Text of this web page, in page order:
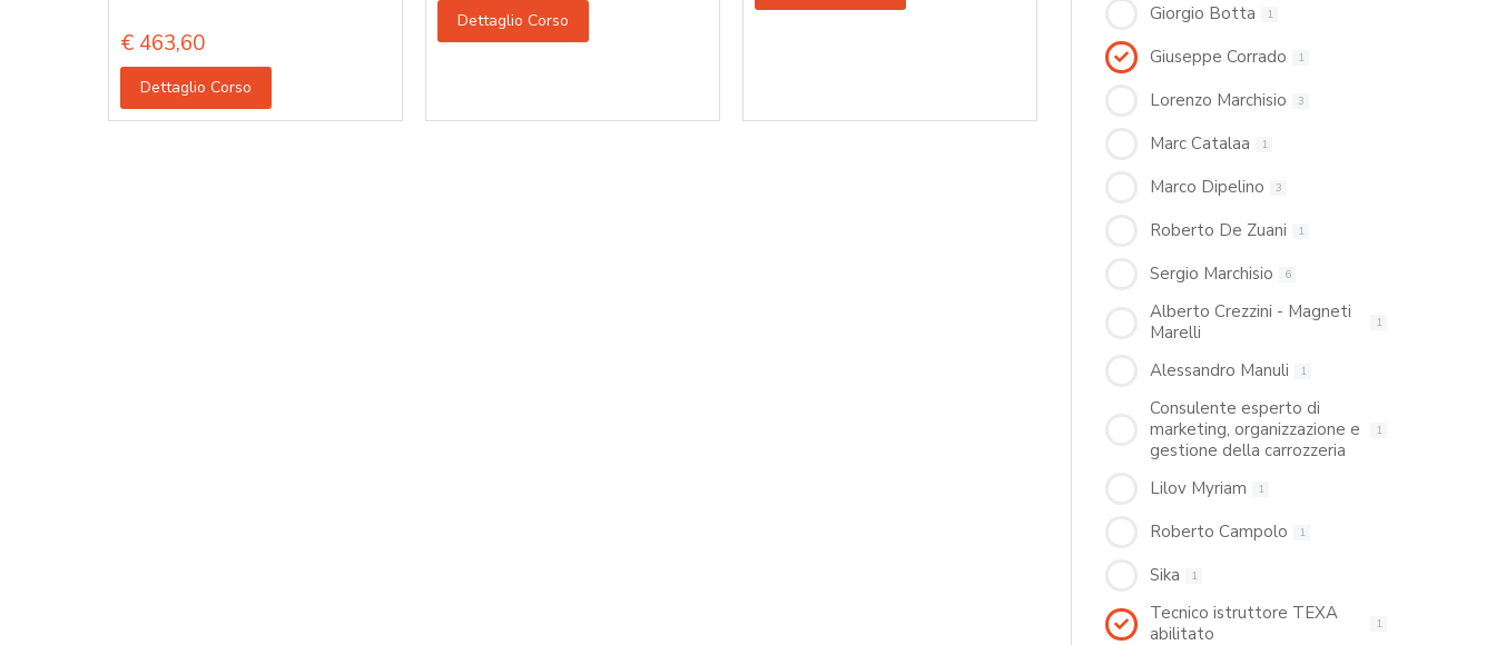
€ 463,60
Dettaglio Corso
Dettaglio Corso Giorgio Botta 1
Giuseppe Corrado 1
Lorenzo Marchisio 3
Marc Catalaa 1
Marco Dipelino 3
Roberto De Zuani 1
Sergio Marchisio 6
Alberto Crezzini - Magneti
Marelli
1
Alessandro Manuli 1
Consulente esperto di
marketing, organizzazione e
gestione della carrozzeria
1
Lilov Myriam 1
Roberto Campolo 1
Sika 1
Tecnico istruttore TEXA
abilitato
1